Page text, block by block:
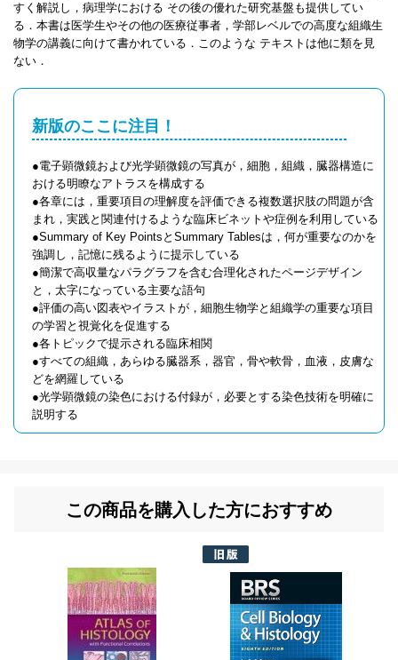
すく解説し，病理学における その後の優れた研究基盤も提供してい
る．本書は医学生やその他の医療従事者，学部レベルでの高度な組織生
物学の講義に向けて書かれている．このような テキストは他に類を見
ない．
新版のここに注目！
●電子顕微鏡および光学顕微鏡の写真が，細胞，組織，臓器構造に
おける明瞭なアトラスを構成する
●各章には，重要項目の理解度を評価できる複数選択肢の問題が含
まれ，実践と関連付けるような臨床ビネットや症例を利用している
●Summary of Key PointsとSummary Tablesは，何が重要なのかを
強調し，記憶に残るように提示している
●簡潔で高収量なパラグラフを含む合理化されたページデザイン
と，太字になっている主要な語句
●評価の高い図表やイラストが，細胞生物学と組織学の重要な項目
の学習と視覚化を促進する
●各トピックで提示される臨床相関
●すべての組織，あらゆる臓器系，器官，骨や軟骨，血液，皮膚な
どを網羅している
●光学顕微鏡の染色における付録が，必要とする染色技術を明確に
説明する
この商品を購入した方におすすめ